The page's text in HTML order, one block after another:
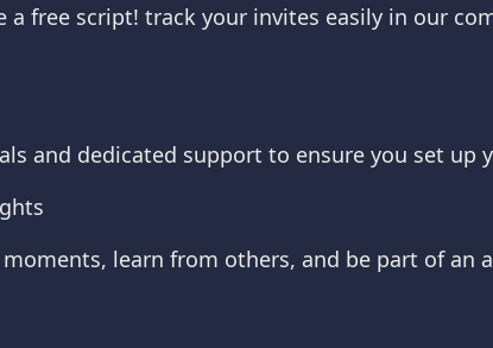
a free script! track your invites easily in our
and dedicated support to ensure you set up
learn from others, and be part of an